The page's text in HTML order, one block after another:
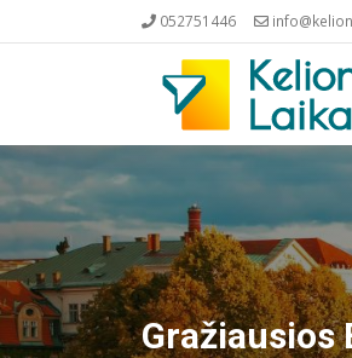
052751446
Gražiausios